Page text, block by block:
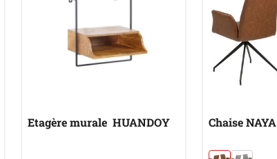
Etagère murale HUANDOY Chaise NAYA